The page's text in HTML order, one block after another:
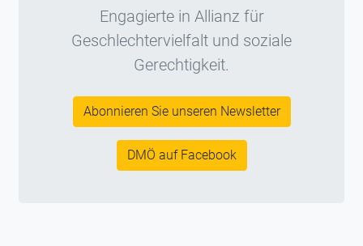
Engagierte in Allianz für
Geschlechtervielfalt und soziale
Gerechtigkeit.
Abonnieren Sie unseren Newsletter
DMÖ auf Facebook